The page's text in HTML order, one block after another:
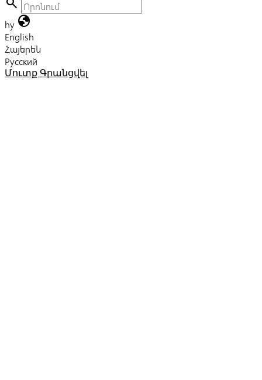
hy globe
English
Հայերեն
Русский
Մուտք Գրանցվել